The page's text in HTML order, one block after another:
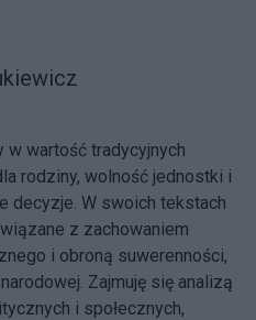
wartość tradycyjnych
rodziny, wolność jednostki i
decyzje. W swoich tekstach
z zachowaniem
i obroną suwerenności,
Zajmuję się analizą
i społecznych,